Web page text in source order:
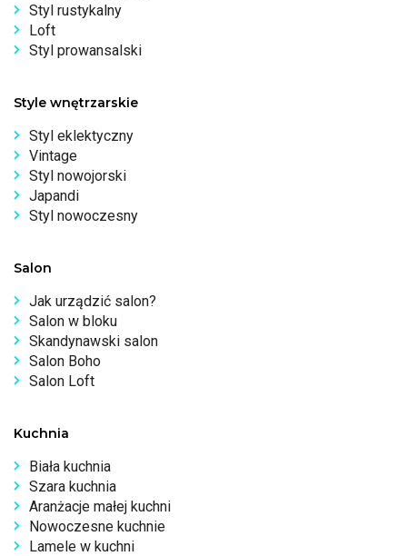
Styl rustykalny
Loft
Styl prowansalski
Style wnętrzarskie
Styl eklektyczny
Vintage
Styl nowojorski
Japandi
Styl nowoczesny
Salon
Jak urządzić salon?
Salon w bloku
Skandynawski salon
Salon Boho
Salon Loft
Kuchnia
Biała kuchnia
Szara kuchnia
Aranżacje małej kuchni
Nowoczesne kuchnie
Lamele w kuchni